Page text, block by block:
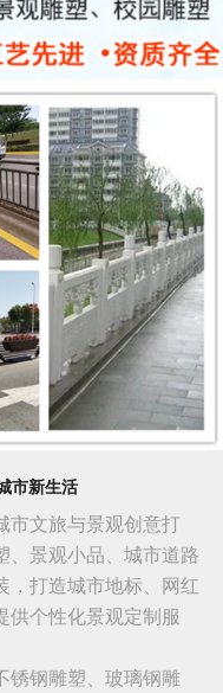
市新生活
市文旅与景观创意打
、景观小品、城市道路
，打造城市地标、网红
供个性化景观定制服
锈钢雕塑、玻璃钢雕